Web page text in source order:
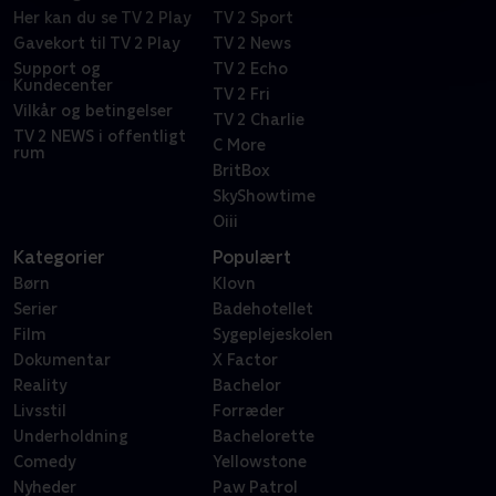
Her kan du se TV 2 Play
Gavekort til TV 2 Play
Support og
Kundecenter
Vilkår og betingelser
TV 2 NEWS i offentligt
rum
TV 2 Sport
TV 2 News
TV 2 Echo
TV 2 Fri
TV 2 Charlie
C More
BritBox
SkyShowtime
Oiii
Kategorier
Børn
Serier
Film
Dokumentar
Reality
Livsstil
Underholdning
Comedy
Nyheder
Populært
Klovn
Badehotellet
Sygeplejeskolen
X Factor
Bachelor
Forræder
Bachelorette
Yellowstone
Paw Patrol